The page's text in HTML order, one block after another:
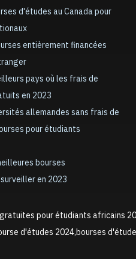
d'études au Canada pour
entièrement financées
pays où les frais de
en 2023
allemandes sans frais de
pour étudiants
bourses
en 2023
pour étudiants africains
d'études 2024,bourses